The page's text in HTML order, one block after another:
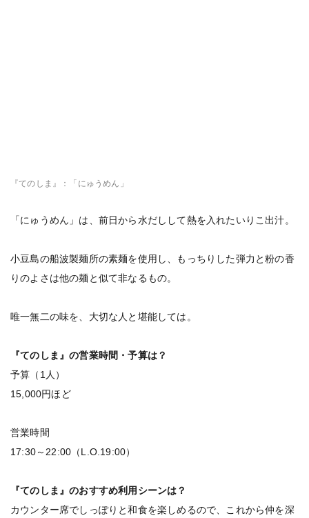
『てのしま』：「にゅうめん」
「にゅうめん」は、前日から水だしして熱を入れたいりこ出汁。
小豆島の船波製麺所の素麺を使用し、もっちりした弾力と粉の香
りのよさは他の麺と似て非なるもの。
唯一無二の味を、大切な人と堪能しては。
『てのしま』の営業時間・予算は？
予算（1人）
15,000円ほど
営業時間
17:30～22:00（L.O.19:00）
『てのしま』のおすすめ利用シーンは？
カウンター席でしっぽりと和食を楽しめるので、これから仲を深